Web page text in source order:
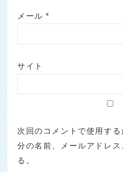
メール*
サイト
次回のコメントで使用す
分の名前、メールアドレ
る。